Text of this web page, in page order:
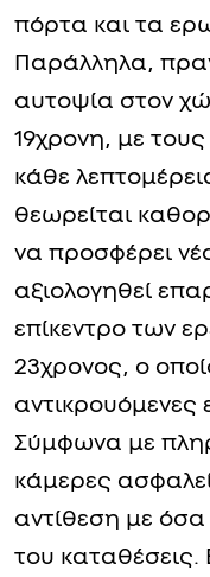
πόρτα και τα
Παράλληλα,
αυτοψία στον
19χρονη, με τους
κάθε
θεωρείται
να προσφέρει
αξιολογηθεί
επίκεντρο των
23χρονος, ο
αντικρουόμενες
Σύμφωνα με
κάμερες
αντίθεση με όσα
του καταθέσεις.